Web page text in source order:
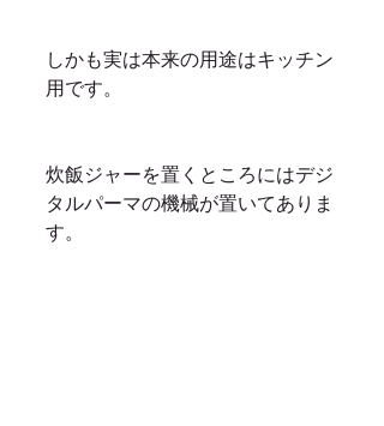
しかも実は本来の用途はキッチン
用です。
炊飯ジャーを置くところにはデジ
タルパーマの機械が置いてありま
す。